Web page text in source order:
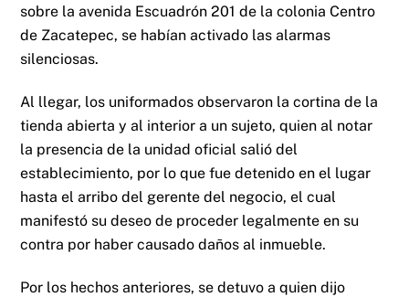
sobre la avenida Escuadrón 201 de la colonia Centro
de Zacatepec, se habían activado las alarmas
silenciosas.
Al llegar, los uniformados observaron la cortina de la
tienda abierta y al interior a un sujeto, quien al notar
la presencia de la unidad oficial salió del
establecimiento, por lo que fue detenido en el lugar
hasta el arribo del gerente del negocio, el cual
manifestó su deseo de proceder legalmente en su
contra por haber causado daños al inmueble.
Por los hechos anteriores, se detuvo a quien dijo